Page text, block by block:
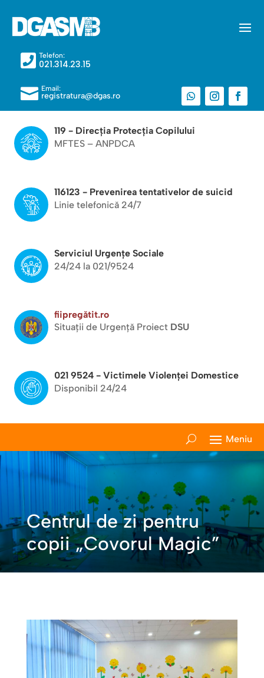
 Telefon:
021.314.23.15
 Email:
registratura@dgas.ro
119 - Direcția Protecția Copilului
MFTES – ANPDCA
116123 - Prevenirea tentativelor de suicid
Linie telefonică 24/7
Serviciul Urgențe Sociale
24/24 la 021/9524
fiipregătit.ro
Situații de Urgență Proiect DSU
021 9524 - Victimele Violenței Domestice
Disponibil 24/24
Centrul de zi pentru
copii „Covorul Magic”